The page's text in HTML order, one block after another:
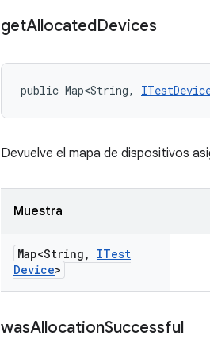
getAllocatedDevices
public Map<String,
Devuelve el mapa de dispositivos
Muestra
Map<String ,
ITest
Device>
wasAllocationSuccessful